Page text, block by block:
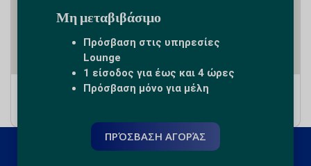
Carr. Federal México-Puebla Km 91.5, 74160
Μη μεταβιβάσιμο
Πρόσβαση στις υπηρεσίες
Lounge
1 είσοδος για έως και 4 ώρες
Πρόσβαση μόνο για μέλη
ΠΡΌΣΒΑΣΗ ΑΓΟΡΆΣ